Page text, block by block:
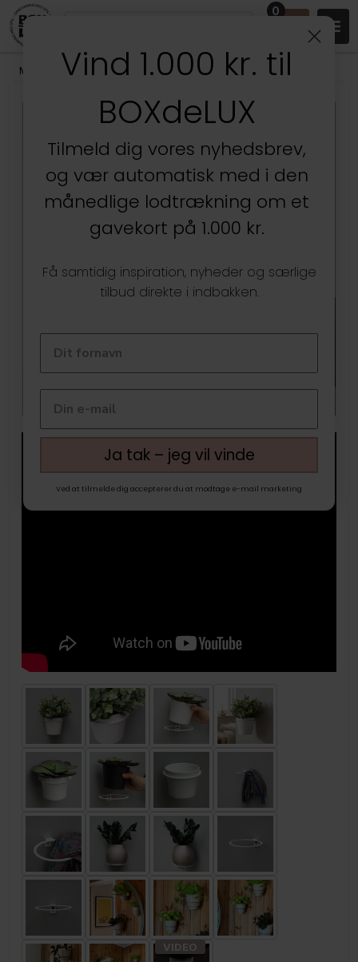
0
Mærker Como Design
Kun hos BOXdeLUX
Vind 1.000 kr. til
BOXdeLUX
Tilmeld dig vores nyhedsbrev,
og vær automatisk med i den
månedlige lodtrækning om et
gavekort på 1.000 kr.
Få samtidig inspiration, nyheder og særlige
tilbud direkte i indbakken.
Ja tak – jeg vil vinde
Ved at tilmelde dig accepterer du at modtage e-mail marketing